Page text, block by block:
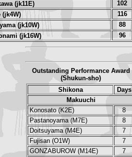
(jk11E) 102
(jk4W) 116
(jk10W) 88
(jk16W) 96
Outstanding Performance Award
(Shukun-sho)
Shikona
Days
Makuuchi
Konosato (K2E)
8
Pastanoyama (M7E)
8
Doitsuyama (M4E)
7
Fujisan (O1W)
7
GONZABUROW (M14E)
7